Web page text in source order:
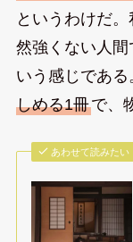
というわけだ
然強くない人間
いう感じである
しめる1冊で、
あわせて読みたい